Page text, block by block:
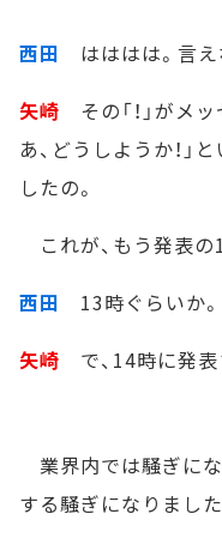
西田 はははは。言え
矢崎 その「！」がメ
あ、どうしようか！」
したの。
これが、もう発表の
西田 13時ぐらいか。
矢崎 で、14時に発表
業界内では騒ぎに
する騒ぎになりました